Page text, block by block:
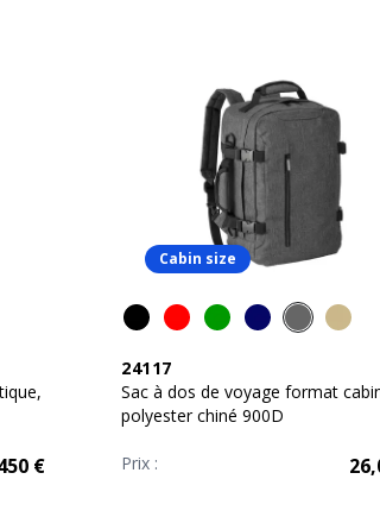
€
Cabin size
24117
Sac à dos de voyage format
polyester chiné 900D
Prix :